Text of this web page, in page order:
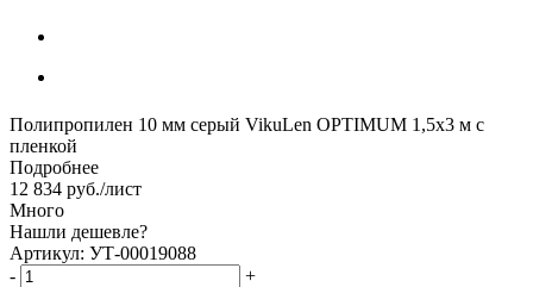
Полипропилен 10 мм серый VikuLen OPTIMUM 1,5х3 м с
пленкой
Подробнее
12 834 руб./лист
Много
Нашли дешевле?
Артикул: УТ-00019088
-
+